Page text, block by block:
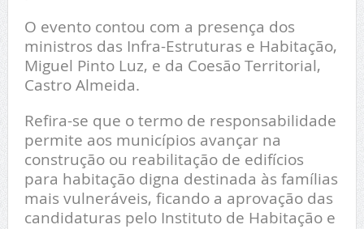
O evento contou com a presença dos
ministros das Infra-Estruturas e Habitação,
Miguel Pinto Luz, e da Coesão Territorial,
Castro Almeida.
Refira-se que o termo de responsabilidade
permite aos municípios avançar na
construção ou reabilitação de edifícios
para habitação digna destinada às famílias
mais vulneráveis, ficando a aprovação das
candidaturas pelo Instituto de Habitação e